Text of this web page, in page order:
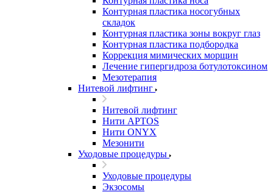
Контурная пластика носогубных
складок
Контурная пластика зоны вокруг глаз
Контурная пластика подбородка
Коррекция мимических морщин
Лечение гипергидроза ботулотоксином
Мезотерапия
Нитевой лифтинг
Нитевой лифтинг
Нити APTOS
Нити ONYX
Мезонити
Уходовые процедуры
Уходовые процедуры
Экзосомы